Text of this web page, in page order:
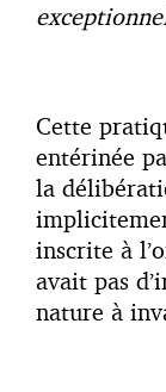
Cette
entérinée
la
inscrite à
avait pas
nature à